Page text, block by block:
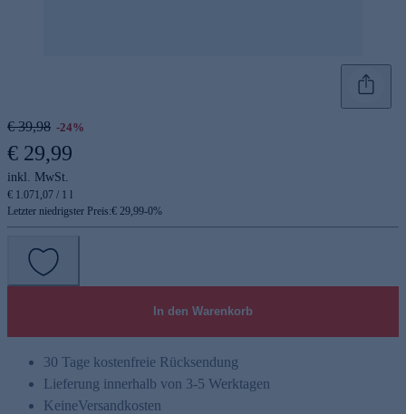
€ 39,98 -24%
€ 29,99
inkl. MwSt.
€ 1.071,07 / 1 l
Letzter niedrigster Preis:€ 29,99-0%
In den Warenkorb
30 Tage kostenfreie Rücksendung
Lieferung innerhalb von 3-5 Werktagen
KeineVersandkosten